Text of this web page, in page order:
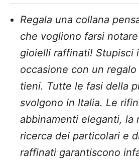
Regala una collana
che vogliono farsi
gioielli raffinati! Stupisci
occasione con un
tieni. Tutte le fasi della
svolgono in Italia. Le
abbinamenti eleganti, la
ricerca dei particolari e
raffinati garantiscono